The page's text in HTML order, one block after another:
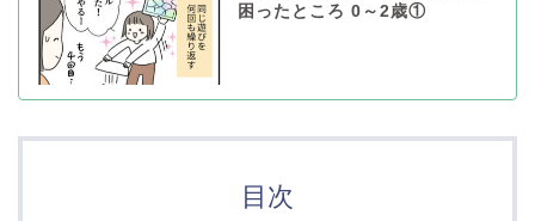
困ったところ 0～2歳①
目次